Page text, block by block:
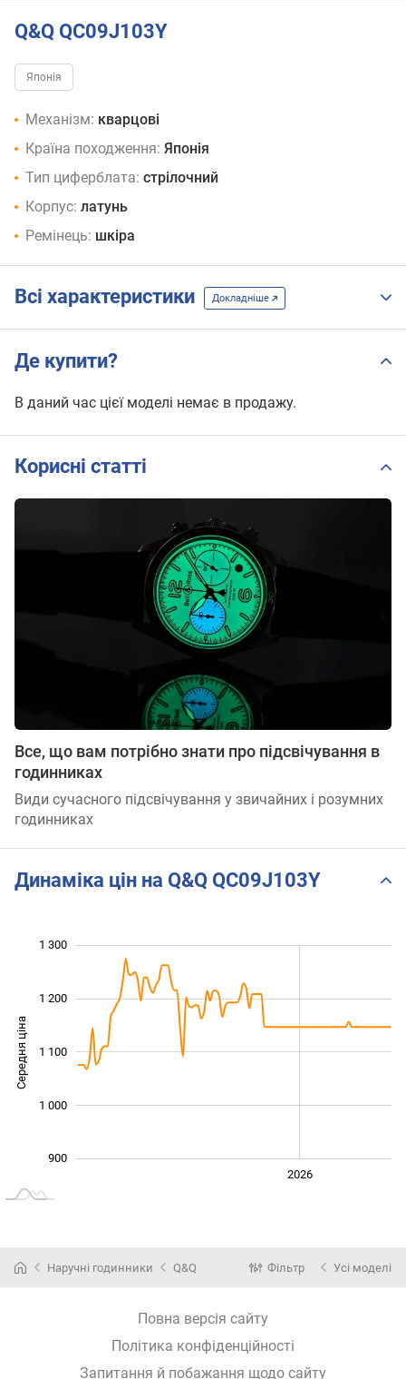
Q&Q QC09J103Y
Японія
Механізм: кварцові
Країна походження: Японія
Тип циферблата: стрілочний
Корпус: латунь
Ремінець: шкіра
Всі характеристики Докладніше
Де купити?
В даний час цієї моделі немає в продажу.
Корисні статті
Все, що вам потрібно знати про підсвічування в
годинниках
Види сучасного підсвічування у звичайних і розумних
годинниках
Динаміка цін на Q&Q QC09J103Y
Середня ціна 1 000
900
1 000
1 100
1 200
1 300
2026
Наручні годинники Q&Q Фільтр Усі моделі
Повна версія сайту
Політика конфіденційності
Запитання й побажання щодо сайту